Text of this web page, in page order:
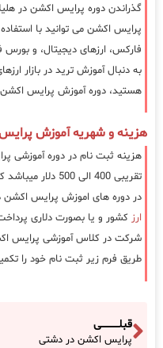
گذراندن دوره پرایس اکشن در
پرایس اکشن می توانید با استفاده
فارکس، ارزهای دیجیتال، و بورس
به دنبال آموزش ترید در بازار
هستید، دوره آموزش پرایس
هزینه و شهریه آموزش
هزینه ثبت نام در دوره آموزشی
تقریبی 400 الی
در دوره های اموزش پرایس اکشن
ارز کشور و یا بصورت دلاری
شرکت در کلاس آموزشی پرایس
طریق فرم زیر ثبت نام خود را
قبلـــــــــــی
پرایس اکشن در دشتی